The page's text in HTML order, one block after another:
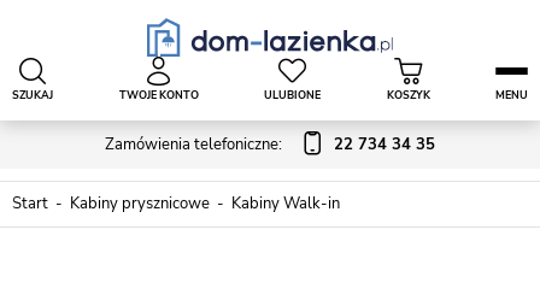
Zamówienia telefoniczne: 22 734 34 35
SZUKAJ TWOJE KONTO ULUBIONE KOSZYK MENU
Start Kabiny prysznicowe Kabiny Walk-in